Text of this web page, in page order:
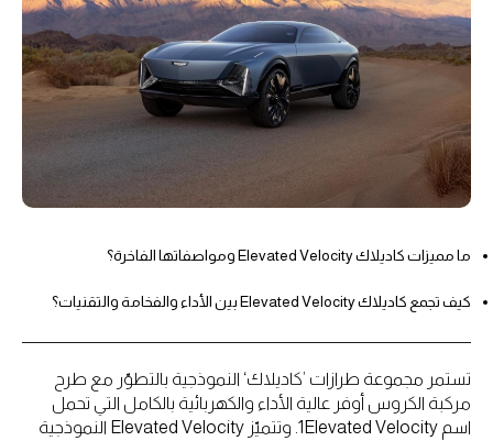
ما مميزات كاديلاك Elevated Velocity ومواصفاتها الفاخرة؟
كيف تجمع كاديلاك Elevated Velocity بين الأداء والفخامة والتقنيات؟
تستمر مجموعة طرازات ’كاديلاك‘ النموذجية بالتطوّر مع طرح
مركبة الكروس أوفر عالية الأداء والكهربائية بالكامل التي تحمل
اسم 1Elevated Velocity. وتتميّز Elevated Velocity النموذجية